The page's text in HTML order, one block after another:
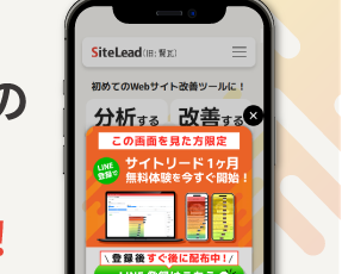
「採用×AI活用」事例の祭典
2026summer ～12社のリアルなAI実践
と成功のポイントが学べる1日～